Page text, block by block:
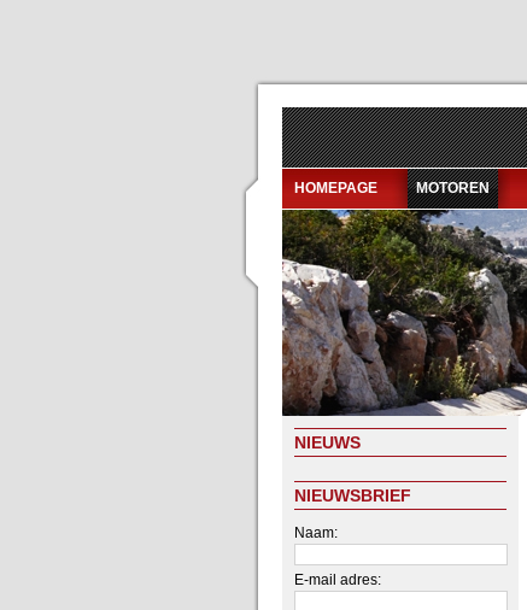
NIEUWS
NIEUWSBRIEF
Naam:
E-mail adres:
HOMEPAGE MOTOREN